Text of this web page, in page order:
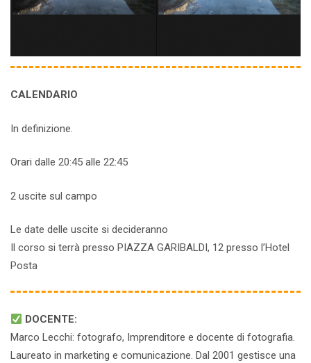
CALENDARIO
In definizione.
Orari dalle 20:45 alle 22:45
2 uscite sul campo
Le date delle uscite si decideranno
Il corso si terrà presso PIAZZA GARIBALDI, 12 presso l’Hotel
Posta
DOCENTE:
Marco Lecchi: fotografo, Imprenditore e docente di fotografia.
Laureato in marketing e comunicazione. Dal 2001 gestisce una